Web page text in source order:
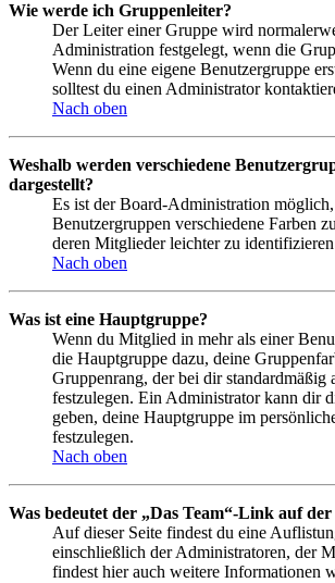
Wie werde ich Gruppenleiter?
Der Leiter einer Gruppe wird
Administration festgelegt, wenn die
Wenn du eine eigene Benutzergruppe
solltest du einen Administrator
Nach oben
Weshalb werden verschiedene
dargestellt?
Es ist der Board-Administration möglich,
Benutzergruppen verschiedene Farben
deren Mitglieder leichter zu
Nach oben
Was ist eine Hauptgruppe?
Wenn du Mitglied in mehr als einer
die Hauptgruppe dazu, deine
Gruppenrang, der bei dir standardmäßig
festzulegen. Ein Administrator kann dir
geben, deine Hauptgruppe im
festzulegen.
Nach oben
Was bedeutet der „Das Team“-Link auf der
Auf dieser Seite findest du eine
einschließlich der Administratoren, der
findest hier auch weitere Informationen